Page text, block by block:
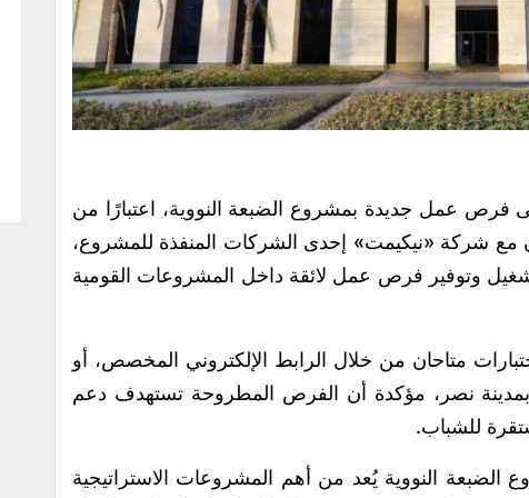
فرص عمل جديدة بمشروع الضبعة النووية، اعتبارًا من
مع شركة «نيكيمت» إحدى الشركات المنفذة للمشروع،
وتوفير فرص عمل لائقة داخل المشروعات القومية
متاحان من خلال الرابط الإلكتروني المخصص، أو
بمدينة نصر، مؤكدة أن الفرص المطروحة تستهدف دعم
للشباب.
النووية يُعد من أهم المشروعات الاستراتيجية